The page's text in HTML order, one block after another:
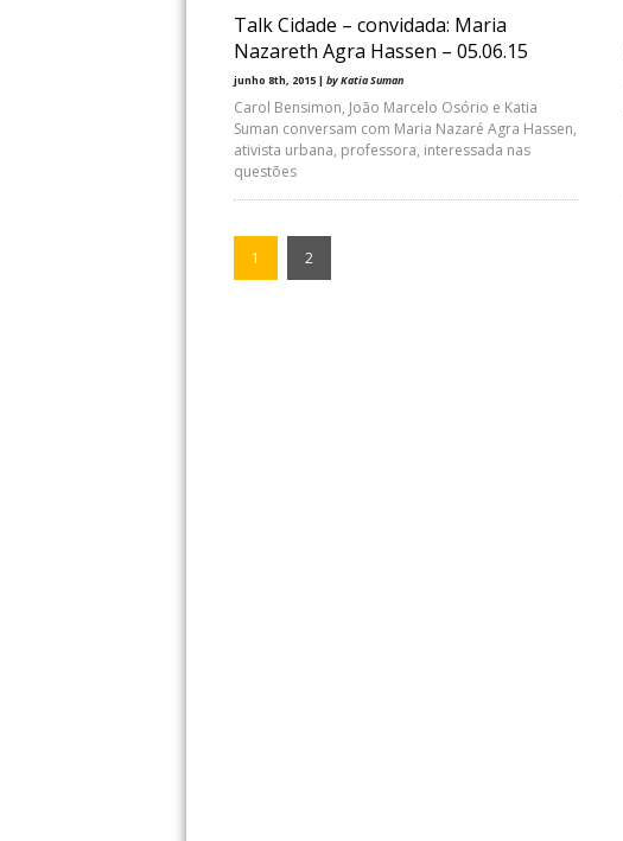
Talk Cidade – convidada: Maria
Nazareth Agra Hassen – 05.06.15
junho 8th, 2015 | by Katia Suman
Carol Bensimon, João Marcelo Osório e Katia
Suman conversam com Maria Nazaré Agra Hassen,
ativista urbana, professora, interessada nas
questões
1 2